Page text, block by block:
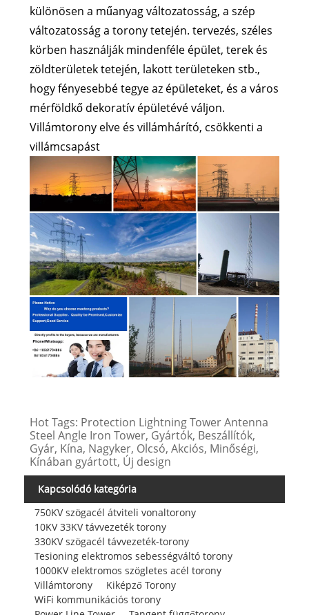
különösen a műanyag változatosság, a szép
változatosság a torony tetején. tervezés, széles
körben használják mindenféle épület, terek és
zöldterületek tetején, lakott területeken stb.,
hogy fényesebbé tegye az épületeket, és a város
mérföldkő dekoratív épületévé váljon.
Villámtorony elve és villámhárító, csökkenti a
villámcsapást
Hot Tags: Protection Lightning Tower Antenna
Steel Angle Iron Tower, Gyártók, Beszállítók,
Gyár, Kína, Nagyker, Olcsó, Akciós, Minőségi,
Kínában gyártott, Új design
Kapcsolódó kategória
750KV szögacél átviteli vonaltorony
10KV 33KV távvezeték torony
330KV szögacél távvezeték-torony
Tesioning elektromos sebességváltó torony
1000KV elektromos szögletes acél torony
Villámtorony
Kiképző Torony
WiFi kommunikációs torony